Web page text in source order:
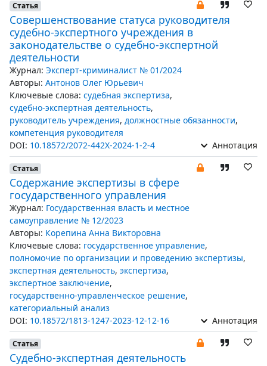
Статья
Совершенствование статуса руководителя
судебно-экспертного учреждения в
законодательстве о судебно-экспертной
деятельности
Журнал: Эксперт-криминалист № 01/2024
Авторы: Антонов Олег Юрьевич
Ключевые слова: судебная экспертиза,
судебно-экспертная деятельность,
руководитель учреждения, должностные обязанности,
компетенция руководителя
DOI: 10.18572/2072-442X-2024-1-2-4 Аннотация
Статья
Содержание экспертизы в сфере
государственного управления
Журнал: Государственная власть и местное
самоуправление № 12/2023
Авторы: Корепина Анна Викторовна
Ключевые слова: государственное управление,
полномочие по организации и проведению экспертизы,
экспертная деятельность, экспертиза,
экспертное заключение,
государственно-управленческое решение,
категориальный анализ
DOI: 10.18572/1813-1247-2023-12-12-16 Аннотация
Статья
Судебно-экспертная деятельность